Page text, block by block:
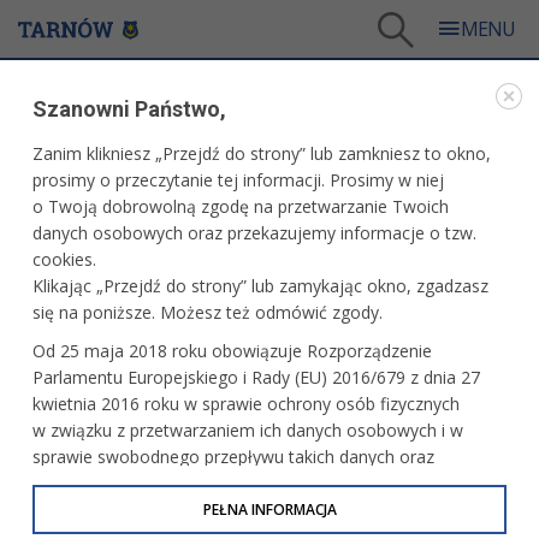
Urodzinowy Bieg Gemini
WARTO ZOBACZYĆ
URODZINOWY BIEG GEMINI
07.09.2024, 15:12 fot.Tomasz Schenk
Szanowni Państwo,
Zanim klikniesz „Przejdź do strony” lub zamkniesz to okno,
prosimy o przeczytanie tej informacji. Prosimy w niej
o Twoją dobrowolną zgodę na przetwarzanie Twoich
danych osobowych oraz przekazujemy informacje o tzw.
cookies.
Klikając „Przejdź do strony” lub zamykając okno, zgadzasz
się na poniższe. Możesz też odmówić zgody.
Od 25 maja 2018 roku obowiązuje Rozporządzenie
Parlamentu Europejskiego i Rady (EU) 2016/679 z dnia 27
kwietnia 2016 roku w sprawie ochrony osób fizycznych
w związku z przetwarzaniem ich danych osobowych i w
sprawie swobodnego przepływu takich danych oraz
uchylenia dyrektywy 95/46/WE (określane jako RODO, GDPR
lub Ogólne Rozporządzenie o Ochronie Danych
PEŁNA INFORMACJA